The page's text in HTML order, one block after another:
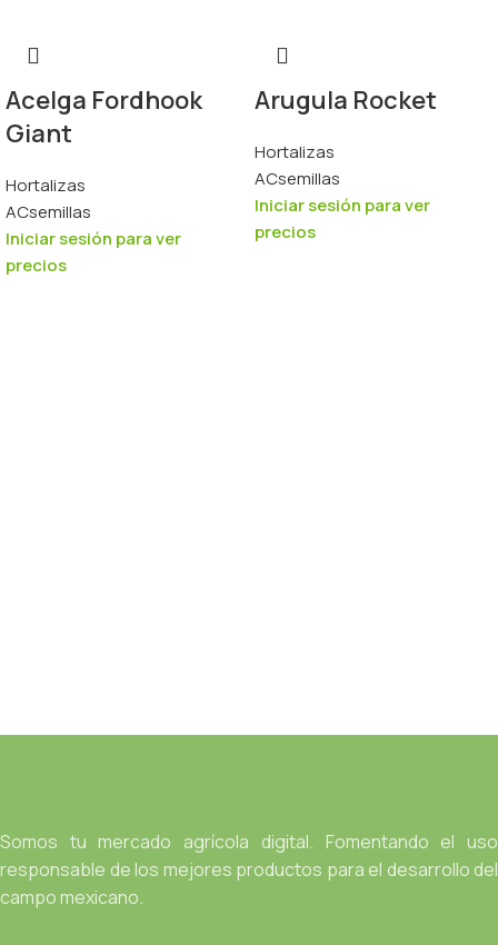
Acelga Fordhook
Giant
Hortalizas
ACsemillas
Iniciar sesión para ver
precios
Arugula Rocket
Hortalizas
ACsemillas
Iniciar sesión para ver
precios
Somos tu mercado agrícola digital. Fomentando el uso
responsable de los mejores productos para el desarrollo del
campo mexicano.